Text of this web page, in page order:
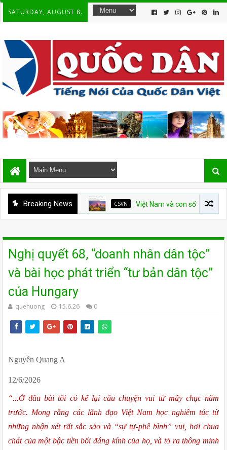
SATURDAY, AUGUST 8.
Breaking News CSVN Việt Nam và con số tăng trưởng 10%:
Nghị quyết 68, “doanh nhân dân tộc”
và bài học phát triển “tư bản dân tộc”
của Hungary
quehuong 15.6.26 0
Nguyễn Quang A
12/6/2026
“...Ở đầu bài tôi có kể lại câu chuyện vui từ mấy chục năm
trước. Mong rằng các lãnh đạo Việt Nam học nghiêm túc từ
những nhận xét rất sắc sảo và “sự tự-phê bình” vui, hơi chua
chát của một bậc tiền bối đáng kính của họ, và tỏ ra thông minh